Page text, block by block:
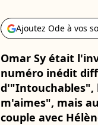
Ajoutez Ode à vos
Omar Sy était
numéro inédit
d'"Intouchables",
m'aimes", mais
couple avec